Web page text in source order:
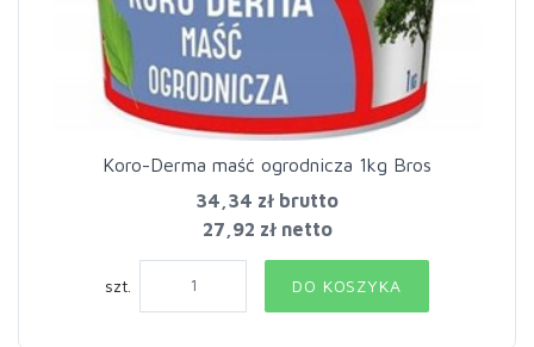
Koro-Derma maść ogrodnicza 1kg Bros
34,34 zł brutto
27,92 zł netto
szt. DO KOSZYKA